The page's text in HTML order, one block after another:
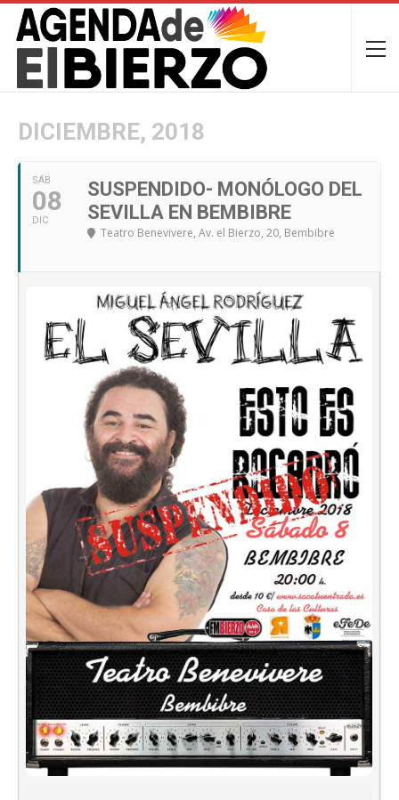
DICIEMBRE, 2018
SÁB
08
DIC
SUSPENDIDO- MONÓLOGO DEL
SEVILLA EN BEMBIBRE
Teatro Benevivere, Av. el Bierzo, 20, Bembibre